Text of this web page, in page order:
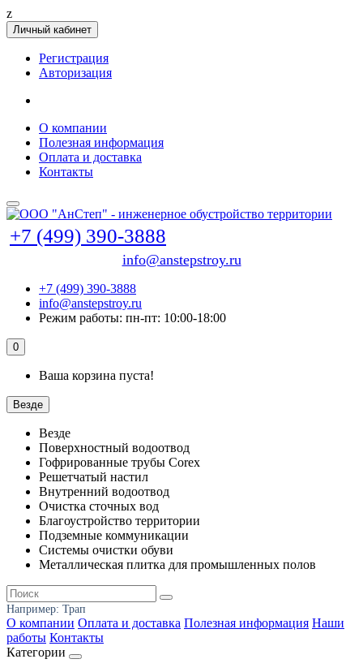
z
Личный кабинет
Регистрация
Авторизация
О компании
Полезная информация
Оплата и доставка
Контакты
+7 (499) 390-3888
info@anstepstroy.ru
+7 (499) 390-3888
info@anstepstroy.ru
Режим работы: пн-пт: 10:00-18:00
0
Ваша корзина пуста!
Везде
Везде
Поверхностный водоотвод
Гофрированные трубы Corex
Решетчатый настил
Внутренний водоотвод
Очистка сточных вод
Благоустройство территории
Подземные коммуникации
Системы очистки обуви
Металлическая плитка для промышленных полов
Например: Трап
О компании Оплата и доставка Полезная информация Наши
работы Контакты
Категории